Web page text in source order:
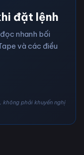
đặt lệnh
nhanh bối
và các điều
phải khuyến nghị